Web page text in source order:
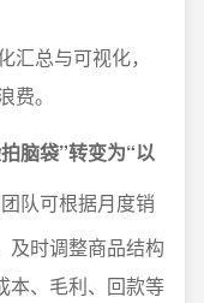
总与可视化，
。
脑袋”转变为“以
队可根据月度销
及时调整商品结构
本、毛利、回款等